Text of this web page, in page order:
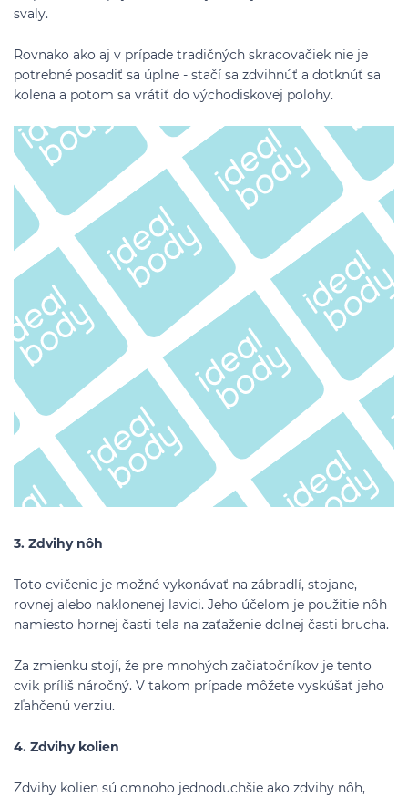
svaly.
Rovnako ako aj v prípade tradičných skracovačiek nie je
potrebné posadiť sa úplne - stačí sa zdvihnúť a dotknúť sa
kolena a potom sa vrátiť do východiskovej polohy.
3. Zdvihy nôh
Toto cvičenie je možné vykonávať na zábradlí, stojane,
rovnej alebo naklonenej lavici. Jeho účelom je použitie nôh
namiesto hornej časti tela na zaťaženie dolnej časti brucha.
Za zmienku stojí, že pre mnohých začiatočníkov je tento
cvik príliš náročný. V takom prípade môžete vyskúšať jeho
zľahčenú verziu.
4. Zdvihy kolien
Zdvihy kolien sú omnoho jednoduchšie ako zdvihy nôh,